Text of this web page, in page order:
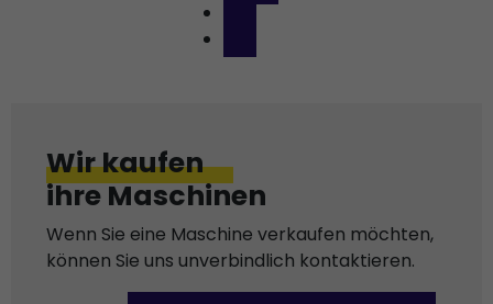
Wir kaufen
ihre Maschinen
Wenn Sie eine Maschine verkaufen möchten,
können Sie uns unverbindlich kontaktieren.